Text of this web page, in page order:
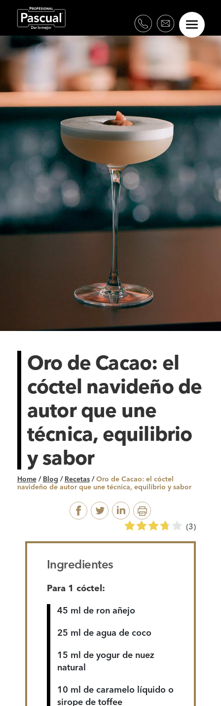
Oro de Cacao: el
cóctel navideño de
autor que une
técnica, equilibrio
y sabor
Home/ Blog / Recetas/Oro de Cacao: el cóctel
navideño de autor que une técnica, equilibrio y sabor
(3)
Ingredientes
Para 1 cóctel:
45 ml de ron añejo
25 ml de agua de coco
15 ml de yogur de nuez
natural
10 ml de caramelo líquido o
sirope de toffee